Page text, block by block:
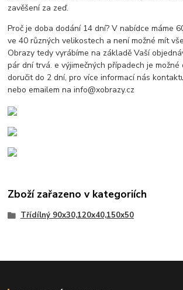
zavěšení za zeď.
Proč je doba dodání 14 dní? V nabídce máme
ve 40 různých velikostech a není možné mít
Obrazy tedy vyrábíme na základě Vaší
pár dní trvá. e výjimečných případech je
doručit do 2 dní, pro více informací nás
nebo emailem na info@xobrazy.cz
Zboží zařazeno v kategoriích
Třídílný 90x30,120x40,150x50